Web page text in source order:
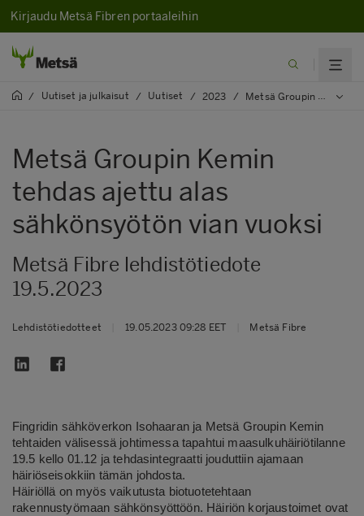
Kirjaudu Metsä Fibren portaaleihin
/ Uutiset ja julkaisut / Uutiset / 2023 / Metsä Groupin Kemin tehdas ajettu alas sähkönsyötön vian vuoksi
Metsä Groupin Kemin
tehdas ajettu alas
sähkönsyötön vian vuoksi
Metsä Fibre lehdistötiedote
19.5.2023
Lehdistötiedotteet 19.05.2023 09:28 EET Metsä Fibre
Fingridin sähköverkon Isohaaran ja Metsä Groupin Kemin
tehtaiden välisessä johtimessa tapahtui maasulkuhäiriötilanne
19.5 kello 01.12 ja tehdasintegraatti jouduttiin ajamaan
häiriöseisokkiin tämän johdosta.
Häiriöllä on myös vaikutusta biotuotetehtaan
rakennustyömaan sähkönsyöttöön. Häiriön korjaustoimet ovat